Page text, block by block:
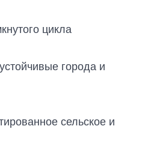
цикла
города и
сельское и